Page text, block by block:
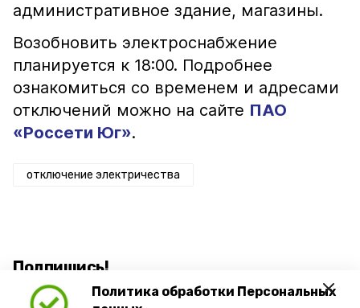
Политика обработки Персональных
административное здание, магазины.
Возобновить электроснабжение
планируется к 18:00. Подробнее
ознакомиться со временем и адресами
отключений можно на сайте ПАО
«Россети Юг».
отключение электричества
Подпишись!